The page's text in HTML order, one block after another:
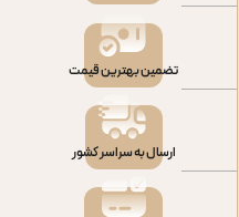
تضمین بهترین قیمت
ارسال به سراسر کشور